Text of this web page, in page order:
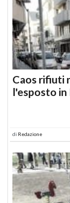
Caos rifiuti
l'esposto in
di Redazione